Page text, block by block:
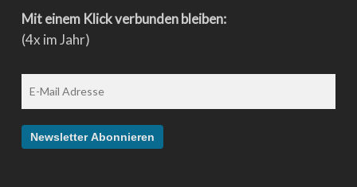
Mit einem Klick verbunden bleiben:
(4x im Jahr)